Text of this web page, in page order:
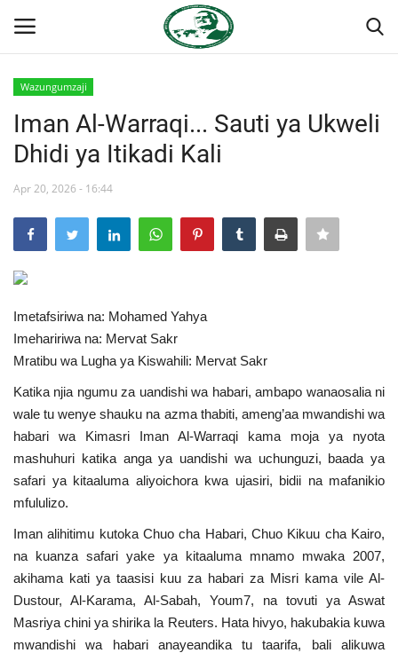
Nyumba
Wasiliana
Misri
Timu yetu
Urithi wa Nasser
Habari
Kanuni na Masharti ya Udhamini wa
Nasser
Udhamini wa Nasser
Wazungumzaji
Iman Al-Warraqi... Sauti ya Ukweli
Dhidi ya Itikadi Kali
Apr 20, 2026 - 16:44
Imetafsiriwa na: Mohamed Yahya
Imehaririwa na: Mervat Sakr
Mratibu wa Lugha ya Kiswahili: Mervat Sakr
Katika njia ngumu za uandishi wa habari, ambapo wanaosalia ni
wale tu wenye shauku na azma thabiti, ameng’aa mwandishi wa
habari wa Kimasri Iman Al-Warraqi kama moja ya nyota
mashuhuri katika anga ya uandishi wa uchunguzi, baada ya
safari ya kitaaluma aliyoichora kwa ujasiri, bidii na mafanikio
mfululizo.
Iman alihitimu kutoka Chuo cha Habari, Chuo Kikuu cha Kairo,
na kuanza safari yake ya kitaaluma mnamo mwaka 2007,
akihama kati ya taasisi kuu za habari za Misri kama vile Al-
Dustour, Al-Karama, Al-Sabah, Youm7, na tovuti ya Aswat
Masriya chini ya shirika la Reuters. Hata hivyo, hakubakia kuwa
mwandishi wa habari anayeandika tu taarifa, bali alikuwa